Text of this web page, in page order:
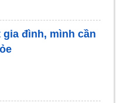
gia đình, mình cần